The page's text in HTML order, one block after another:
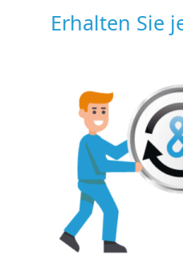
Erhalten Sie